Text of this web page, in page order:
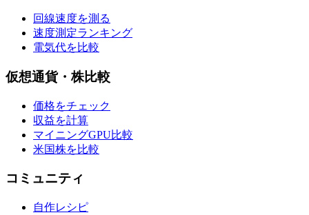
回線速度を測る
速度測定ランキング
電気代を比較
仮想通貨・株比較
価格をチェック
収益を計算
マイニングGPU比較
米国株を比較
コミュニティ
自作レシピ